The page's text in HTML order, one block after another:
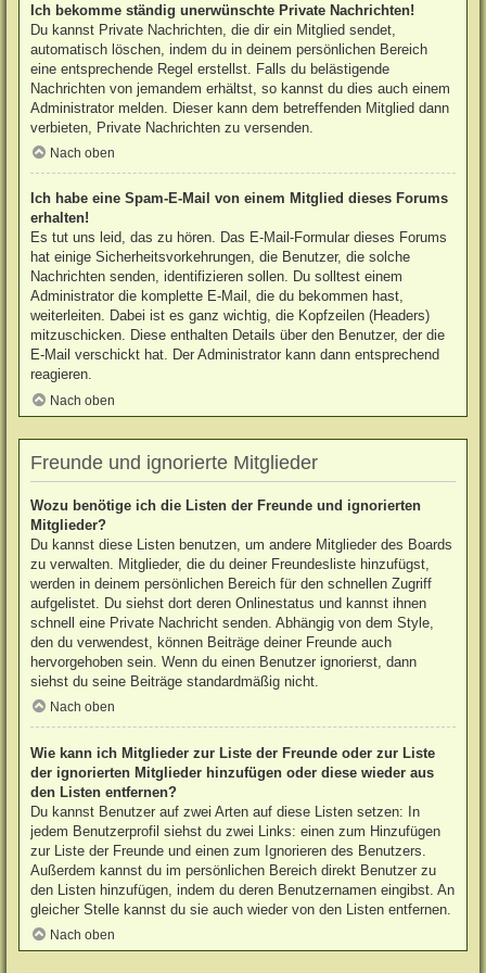
Ich bekomme ständig unerwünschte Private Nachrichten!
Du kannst Private Nachrichten, die dir ein Mitglied sendet,
automatisch löschen, indem du in deinem persönlichen Bereich
eine entsprechende Regel erstellst. Falls du belästigende
Nachrichten von jemandem erhältst, so kannst du dies auch einem
Administrator melden. Dieser kann dem betreffenden Mitglied dann
verbieten, Private Nachrichten zu versenden.
Nach oben
Ich habe eine Spam-E-Mail von einem Mitglied dieses Forums
erhalten!
Es tut uns leid, das zu hören. Das E-Mail-Formular dieses Forums
hat einige Sicherheitsvorkehrungen, die Benutzer, die solche
Nachrichten senden, identifizieren sollen. Du solltest einem
Administrator die komplette E-Mail, die du bekommen hast,
weiterleiten. Dabei ist es ganz wichtig, die Kopfzeilen (Headers)
mitzuschicken. Diese enthalten Details über den Benutzer, der die
E-Mail verschickt hat. Der Administrator kann dann entsprechend
reagieren.
Nach oben
Freunde und ignorierte Mitglieder
Wozu benötige ich die Listen der Freunde und ignorierten
Mitglieder?
Du kannst diese Listen benutzen, um andere Mitglieder des Boards
zu verwalten. Mitglieder, die du deiner Freundesliste hinzufügst,
werden in deinem persönlichen Bereich für den schnellen Zugriff
aufgelistet. Du siehst dort deren Onlinestatus und kannst ihnen
schnell eine Private Nachricht senden. Abhängig von dem Style,
den du verwendest, können Beiträge deiner Freunde auch
hervorgehoben sein. Wenn du einen Benutzer ignorierst, dann
siehst du seine Beiträge standardmäßig nicht.
Nach oben
Wie kann ich Mitglieder zur Liste der Freunde oder zur Liste
der ignorierten Mitglieder hinzufügen oder diese wieder aus
den Listen entfernen?
Du kannst Benutzer auf zwei Arten auf diese Listen setzen: In
jedem Benutzerprofil siehst du zwei Links: einen zum Hinzufügen
zur Liste der Freunde und einen zum Ignorieren des Benutzers.
Außerdem kannst du im persönlichen Bereich direkt Benutzer zu
den Listen hinzufügen, indem du deren Benutzernamen eingibst. An
gleicher Stelle kannst du sie auch wieder von den Listen entfernen.
Nach oben